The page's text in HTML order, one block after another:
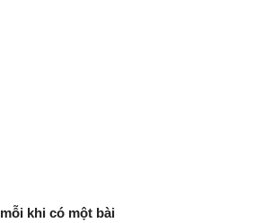
mỗi khi có một bài